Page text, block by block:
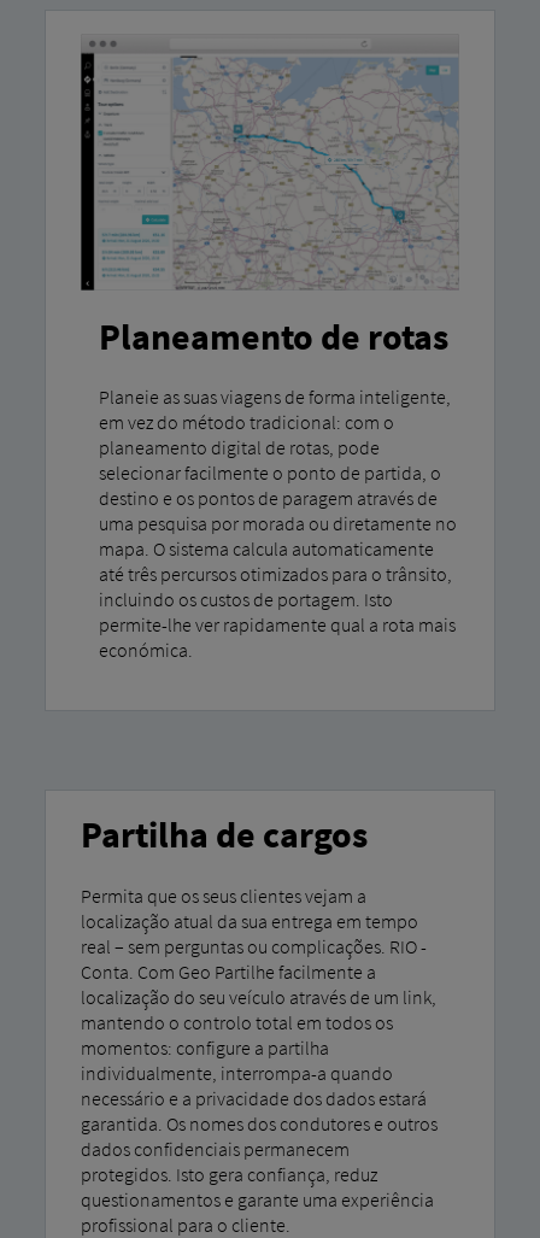
Planeamento de rotas
Planeie as suas viagens de forma inteligente,
em vez do método tradicional: com o
planeamento digital de rotas, pode
selecionar facilmente o ponto de partida, o
destino e os pontos de paragem através de
uma pesquisa por morada ou diretamente no
mapa. O sistema calcula automaticamente
até três percursos otimizados para o trânsito,
incluindo os custos de portagem. Isto
permite-lhe ver rapidamente qual a rota mais
económica.
Partilha de cargos
Permita que os seus clientes vejam a
localização atual da sua entrega em tempo
real – sem perguntas ou complicações. RIO -
Conta. Com Geo Partilhe facilmente a
localização do seu veículo através de um link,
mantendo o controlo total em todos os
momentos: configure a partilha
individualmente, interrompa-a quando
necessário e a privacidade dos dados estará
garantida. Os nomes dos condutores e outros
dados confidenciais permanecem
protegidos. Isto gera confiança, reduz
questionamentos e garante uma experiência
profissional para o cliente.